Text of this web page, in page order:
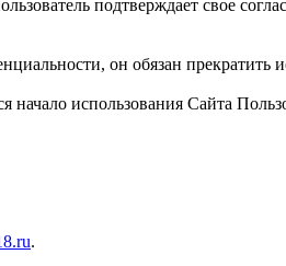
подтверждает свое
он обязан прекратить
использования Сайта
.